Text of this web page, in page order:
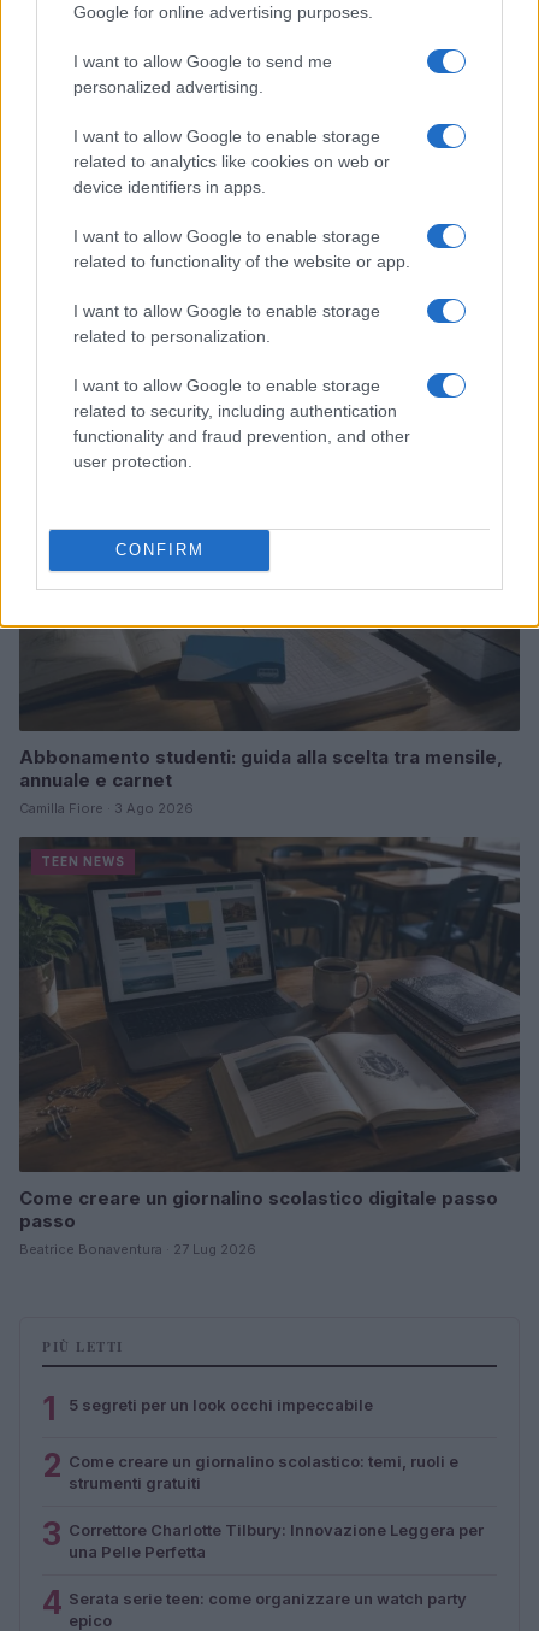
Google for online advertising purposes.
I want to allow Google to send me
personalized advertising.
I want to allow Google to enable storage
related to analytics like cookies on web or
device identifiers in apps.
I want to allow Google to enable storage
related to functionality of the website or app.
I want to allow Google to enable storage
related to personalization.
I want to allow Google to enable storage
related to security, including authentication
functionality and fraud prevention, and other
user protection.
CONFIRM
Guida al giornalino teen: linea editoriale, ruoli e
strumenti gratis
TEEN NEWS
Abbonamento studenti: guida alla scelta tra mensile,
annuale e carnet
Camilla Fiore · 3 Ago 2026
TEEN NEWS
Come creare un giornalino scolastico digitale passo
passo
Beatrice Bonaventura · 27 Lug 2026
PIÙ LETTI
1 5 segreti per un look occhi impeccabile
2 Come creare un giornalino scolastico: temi, ruoli e
strumenti gratuiti
3 Correttore Charlotte Tilbury: Innovazione Leggera per
una Pelle Perfetta
4 Serata serie teen: come organizzare un watch party
epico